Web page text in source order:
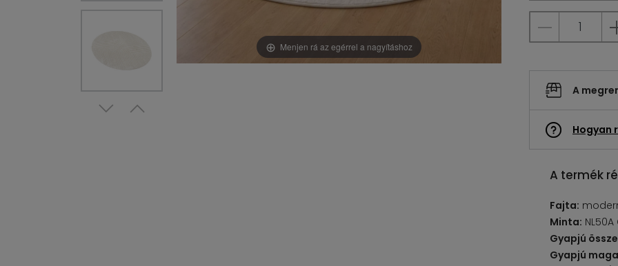
Menjen rá az egérrel a nagyításhoz
A
Hogyan
A termék
Fajta:
Minta: NL50A
Gyapjú
Gyapjú